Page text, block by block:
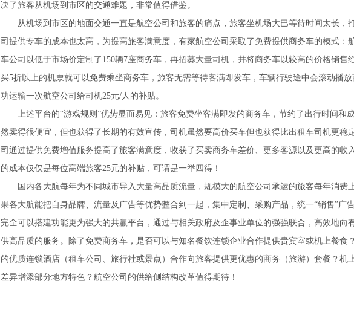
决了旅客从机场到市区的交通难题，非常值得借鉴。
从机场到市区的地面交通一直是航空公司和旅客的痛点，旅客坐机场大巴等待时间太长，
司提供专车的成本也太高，为提高旅客满意度，有家航空公司采取了免费提供商务车的模式：
车公司以低于市场价定制了150辆7座商务车，再招募大量司机，并将商务车以较高的价格销售
买5折以上的机票就可以免费乘坐商务车，旅客无需等待客满即发车，车辆行驶途中会滚动播
功运输一次航空公司给司机25元/人的补贴。
上述平台的“游戏规则”优势显而易见：旅客免费坐客满即发的商务车，节约了出行时间和
然卖得很便宜，但也获得了长期的有效宣传，司机虽然要高价买车但也获得比出租车司机更稳
司通过提供免费增值服务提高了旅客满意度，收获了买卖商务车差价、更多客源以及更高的收
的成本仅仅是每位高端旅客25元的补贴，可谓是一举四得！
国内各大航每年为不同城市导入大量高品质流量，规模大的航空公司承运的旅客每年消费
果各大航能把自身品牌、流量及广告等优势整合到一起，集中定制、采购产品，统一“销售”广
完全可以搭建功能更为强大的共赢平台，通过与相关政府及企事业单位的强强联合，高效地向
供高品质的服务。除了免费商务车，是否可以与知名餐饮连锁企业合作提供贵宾室或机上餐食
的优质连锁酒店（租车公司、旅行社或景点）合作向旅客提供更优惠的商务（旅游）套餐？机
差异增添部分地方特色？航空公司的供给侧结构改革值得期待！